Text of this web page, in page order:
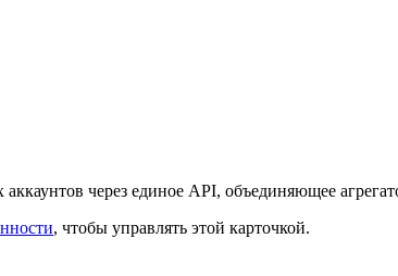
через единое API, объединяющее
, чтобы управлять этой карточкой.